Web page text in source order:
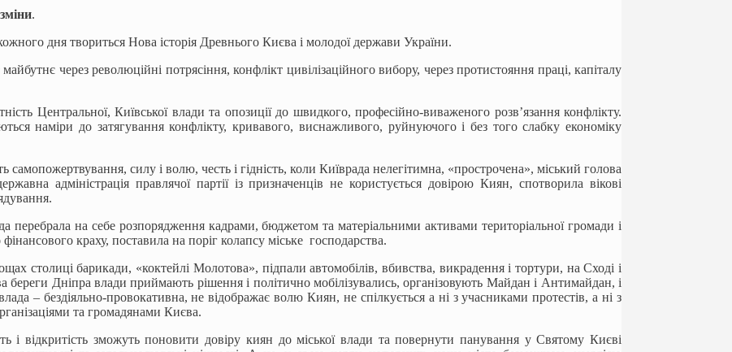
.
дня твориться Нова історія Древнього Києва і молодої держави України.
через революційні потрясіння, конфлікт цивілізаційного вибору, через протистояння праці, капіталу
Центральної, Київської влади та опозиції до швидкого, професійно-виваженого розв’язання конфлікту.
наміри до затягування конфлікту, кривавого, виснажливого, руйнуючого і без того слабку економіку
самопожертвування, силу і волю, честь і гідність, коли Київрада нелегітимна, «прострочена», міський голова
адміністрація правлячої партії із призначенців не користується довірою Киян, спотворила вікові
перебрала на себе розпорядження кадрами, бюджетом та матеріальними активами територіальної громади і
краху, поставила на поріг колапсу міське господарства.
столиці барикади, «коктейлі Молотова», підпали автомобілів, вбивства, викрадення і тортури, на Сході і
береги Дніпра влади приймають рішення і політично мобілізувались, організовують Майдан і Антимайдан, і
– бездіяльно-провокативна, не відображає волю Киян, не спілкується а ні з учасниками протестів, а ні з
та громадянами Києва.
і відкритість зможуть поновити довіру киян до міської влади та повернути панування у Святому Києві